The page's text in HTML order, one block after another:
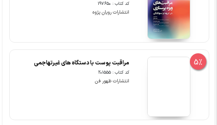
کد کتاب : 197650
انتشارات رویان پژوه
5% مراقبت پوست با دستگاه های غیرتهاجمی
کد کتاب : 201555
انتشارات ظهور فن